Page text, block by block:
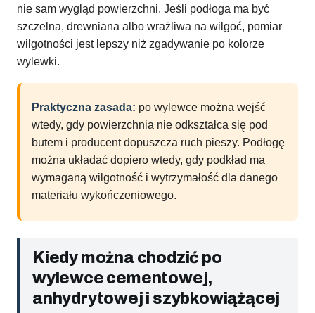
nie sam wygląd powierzchni. Jeśli podłoga ma być
szczelna, drewniana albo wrażliwa na wilgoć, pomiar
wilgotności jest lepszy niż zgadywanie po kolorze
wylewki.
Praktyczna zasada: po wylewce można wejść
wtedy, gdy powierzchnia nie odkształca się pod
butem i producent dopuszcza ruch pieszy. Podłogę
można układać dopiero wtedy, gdy podkład ma
wymaganą wilgotność i wytrzymałość dla danego
materiału wykończeniowego.
Kiedy można chodzić po
wylewce cementowej,
anhydrytowej i szybkowiążącej